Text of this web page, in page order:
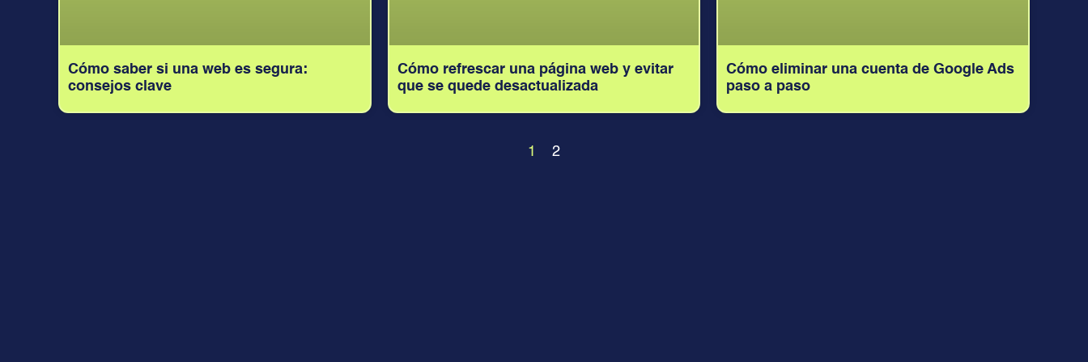
Cómo saber si una web es segura:
consejos clave
Cómo refrescar una página web y evitar
que se quede desactualizada
Cómo eliminar una cuenta de Google Ads
paso a paso
1 2